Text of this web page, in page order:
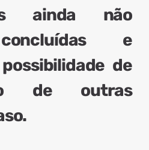
ainda não
e
de
de outras